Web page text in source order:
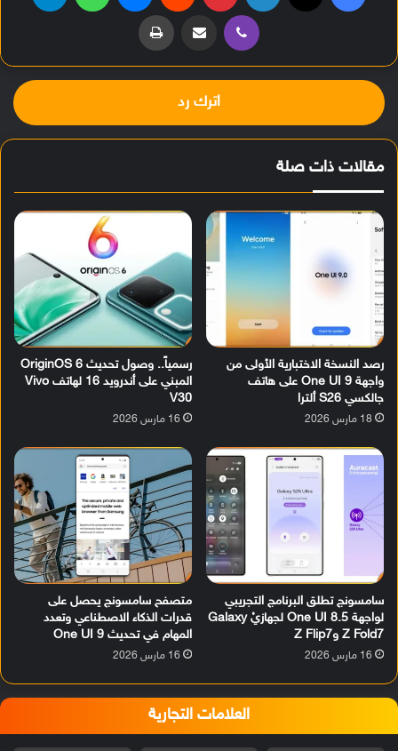
ڤايبر مشاركة عبر البريد طباعة
اترك رد
مقالات ذات صلة
رصد النسخة الاختبارية الأولى من
واجهة One UI 9 على هاتف
جالكسي S26 ألترا
18 مارس 2026
رسمياً.. وصول تحديث OriginOS 6
المبني على أندرويد 16 لهاتف Vivo
V30
16 مارس 2026
سامسونج تطلق البرنامج التجريبي
لواجهة One UI 8.5 لجهازيْ Galaxy
Z Fold7 وZ Flip7
16 مارس 2026
متصفح سامسونج يحصل على
قدرات الذكاء الاصطناعي وتعدد
المهام في تحديث One UI 9
16 مارس 2026
العلامات التجارية